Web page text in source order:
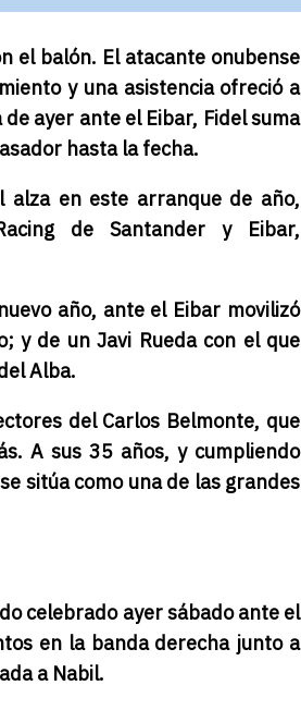
el balón. El atacante onubense
y una asistencia ofreció a
ayer ante el Eibar, Fidel suma
hasta la fecha.
alza en este arranque de año,
de Santander y Eibar,
año, ante el Eibar movilizó
y de un Javi Rueda con el que
Alba.
del Carlos Belmonte, que
A sus 35 años, y cumpliendo
sitúa como una de las grandes
celebrado ayer sábado ante el
en la banda derecha junto a
a Nabil.